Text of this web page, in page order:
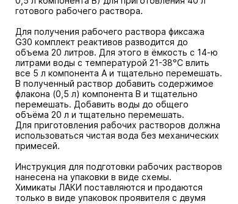
готового рабочего раствора.
Для получения рабочего раствора фиксажа
G30 комплект реактивов разводится до
объема 20 литров. Для этого в ёмкость с 14-ю
литрами воды с температурой 21-38°С влить
все 5 л компонента А и тщательно перемешать.
В полученный раствор добавить содержимое
флакона (0,5 л) компонента В и тщательно
перемешать. Добавить воды до общего
объёма 20 л и тщательно перемешать.
Для приготовления рабочих растворов должна
использоваться чистая вода без механических
примесей.
Инструкция для подготовки рабочих растворов
нанесена на упаковки в виде схемы.
Химикаты ЛАКИ поставляются и продаются
только в виде упаковок проявителя с двумя